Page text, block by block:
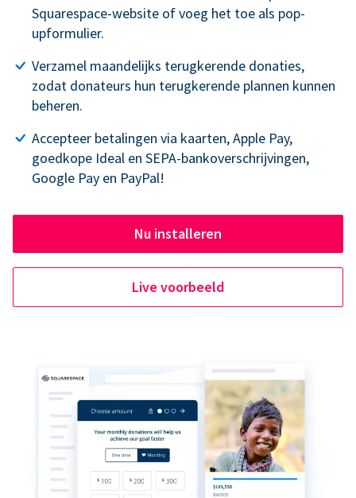
Squarespace-website of voeg het toe als pop-
upformulier.
Verzamel maandelijks terugkerende donaties,
zodat donateurs hun terugkerende plannen kunnen
beheren.
Accepteer betalingen via kaarten, Apple Pay,
goedkope Ideal en SEPA-bankoverschrijvingen,
Google Pay en PayPal!
Nu installeren
Live voorbeeld